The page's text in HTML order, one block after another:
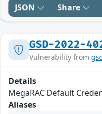
JSON Share
GSD-2022-
Vulnerability from
Details
MegaRAC Default
Aliases